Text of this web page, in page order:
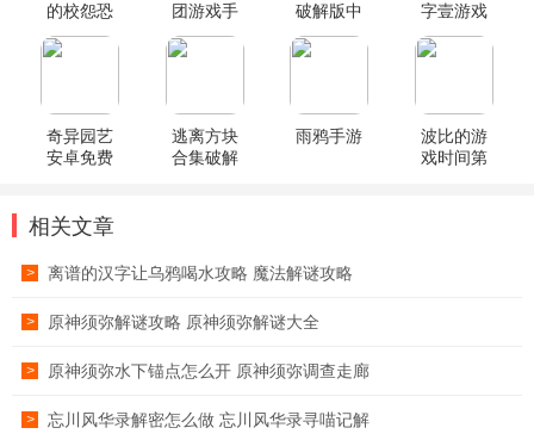
的校怨恐
怖游戏
团游戏手
机版
破解版中
文无限资
字壹游戏
奇异园艺
安卓免费
逃离方块
合集破解
雨鸦手游
波比的游
戏时间第
相关文章
> 离谱的汉字让乌鸦喝水攻略 魔法解谜攻略
> 原神须弥解谜攻略 原神须弥解谜大全
> 原神须弥水下锚点怎么开 原神须弥调查走廊
> 忘川风华录解密怎么做 忘川风华录寻喵记解